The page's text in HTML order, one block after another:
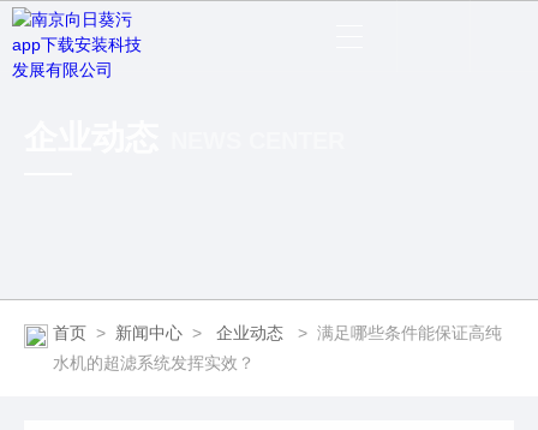
首页 > 新闻中心 > 企业动态 > 满足哪些条件能保证高纯
水机的超滤系统发挥实效？